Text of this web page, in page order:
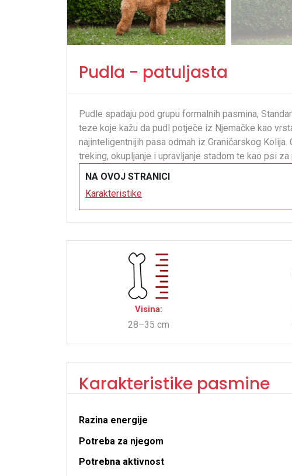
Pudla - patuljasta
Pudle spadaju pod grupu formalnih pasmina,
teze koje kažu da pudl potječe iz Njemačke kao
najinteligentnijih pasa odmah iz Graničarskog
treking, okupljanje i upravljanje stadom te kao psi za
NA OVOJ STRANICI
Karakteristike
Visina:
28–35 cm
Karakteristike pasmine
Razina energije
Potreba za njegom
Potrebna aktivnost